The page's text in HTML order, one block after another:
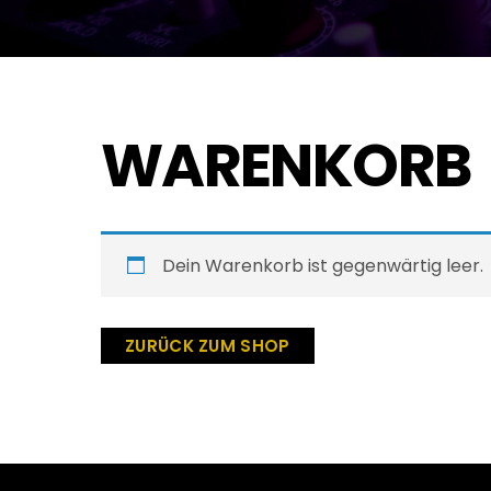
WARENKORB
Dein Warenkorb ist gegenwärtig leer.
ZURÜCK ZUM SHOP